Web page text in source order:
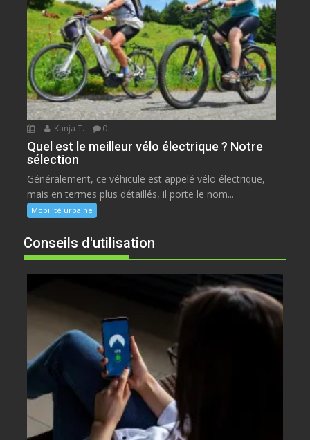
Kanja T. 0
Quel est le meilleur vélo électrique ? Notre
sélection
Généralement, ce véhicule est appelé vélo électrique,
mais en termes plus détaillés, il porte le nom...
Mobilité urbaine
Conseils d'utilisation